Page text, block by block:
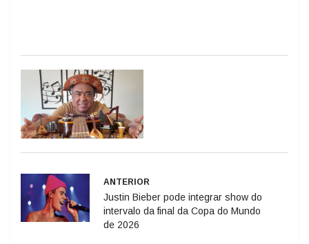
ANTERIOR
Justin Bieber pode integrar show do
intervalo da final da Copa do Mundo
de 2026